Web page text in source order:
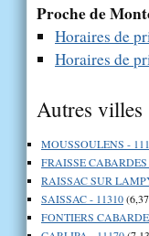
Proche de
Horaires de
Horaires de
Autres villes
MOUSSOULENS -
FRAISSE CABARDES
RAISSAC SUR
SAISSAC - 11310
FONTIERS